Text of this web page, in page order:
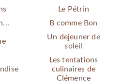
Le Pétrin
B comme Bon
Un dejeuner de
soleil
Les tentations
culinaires de
Clémence